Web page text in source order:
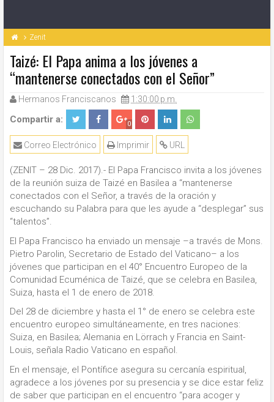
Zenit
Taizé: El Papa anima a los jóvenes a
“mantenerse conectados con el Señor”
Hermanos Franciscanos 1:30:00 p.m.
Compartir a: 0
URL
Imprimir
Correo Electrónico
(ZENIT – 28 Dic. 2017).- El Papa Francisco invita a los jóvenes
de la reunión suiza de Taizé en Basilea a “mantenerse
conectados con el Señor, a través de la oración y
escuchando su Palabra para que les ayude a “desplegar” sus
“talentos”.
El Papa Francisco ha enviado un mensaje –a través de Mons.
Pietro Parolin, Secretario de Estado del Vaticano– a los
jóvenes que participan en el 40° Encuentro Europeo de la
Comunidad Ecuménica de Taizé, que se celebra en Basilea,
Suiza, hasta el 1 de enero de 2018.
Del 28 de diciembre y hasta el 1° de enero se celebra este
encuentro europeo simultáneamente, en tres naciones:
Suiza, en Basilea; Alemania en Lörrach y Francia en Saint-
Louis, señala Radio Vaticano en español.
En el mensaje, el Pontífice asegura su cercanía espiritual,
agradece a los jóvenes por su presencia y se dice estar feliz
de saber que participan en el encuentro “para acoger y